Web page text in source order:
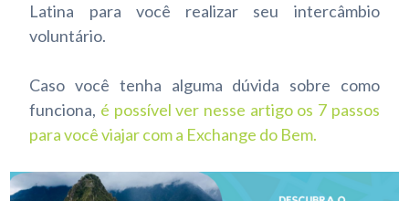
Latina para você realizar seu intercâmbio
voluntário.
Caso você tenha alguma dúvida sobre como
funciona, é possível ver nesse artigo os 7 passos
para você viajar com a Exchange do Bem.